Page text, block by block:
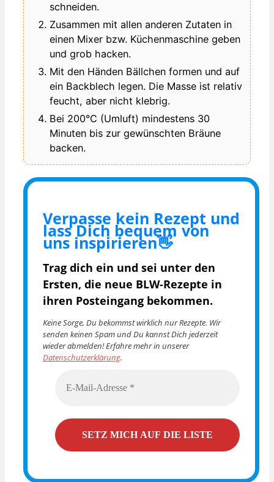
schneiden.
Zusammen mit allen anderen Zutaten in
einen Mixer bzw. Küchenmaschine geben
und grob hacken.
Mit den Händen Bällchen formen und auf
ein Backblech legen. Die Masse ist relativ
feucht, aber nicht klebrig.
Bei 200°C (Umluft) mindestens 30
Minuten bis zur gewünschten Bräune
backen.
Verpasse kein Rezept und
lass Dich bequem von
uns inspirieren👋
Trag dich ein und sei unter den
Ersten, die neue BLW-Rezepte in
ihren Posteingang bekommen.
Keine Sorge, Du bekommst wirklich nur Rezepte. Wir
senden keinen Spam und Du kannst Dich jederzeit
wieder abmelden! Erfahre mehr in unserer
Datenschutzerklärung.